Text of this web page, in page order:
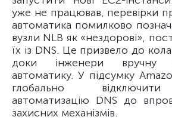
уже не працював, перевірки
автоматика помилково
вузли NLB як «нездорові»,
їх із DNS. Це призвело до
доки інженери вручну
автоматику. У підсумку
глобально
автоматизацію DNS до
захисних механізмів.